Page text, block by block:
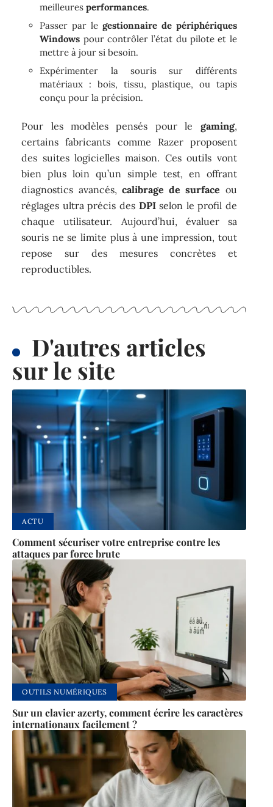
meilleuresperformances.
Passer par le gestionnaire de périphériques
Windows pour contrôler l’état du pilote et le
mettre à jour si besoin.
Expérimenter la souris sur différents
matériaux : bois, tissu, plastique, ou tapis
conçu pour la précision.
Pour les modèles pensés pour le gaming,
certains fabricants comme Razer proposent
des suites logicielles maison. Ces outils vont
bien plus loin qu’un simple test, en offrant
diagnostics avancés, calibrage de surface ou
réglages ultra précis des DPIselon le profil de
chaque utilisateur. Aujourd’hui, évaluer sa
souris ne se limite plus à une impression, tout
repose sur des mesures concrètes et
reproductibles.
D'autres articles
sur le site
ACTU
Comment sécuriser votre entreprise contre les
attaques par force brute
OUTILS NUMÉRIQUES
Sur un clavier azerty, comment écrire les caractères
internationaux facilement ?